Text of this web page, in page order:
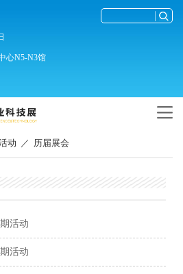
心N5-N3馆
动 ／ 历届展会
活动
活动